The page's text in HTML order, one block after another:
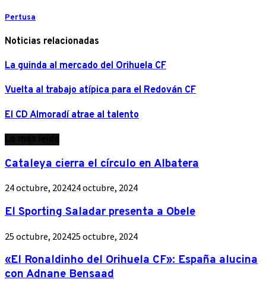
Pertusa
Noticias relacionadas
La guinda al mercado del Orihuela CF
Vuelta al trabajo atípica para el Redován CF
El CD Almoradí atrae al talento
Cataleya cierra el círculo en Albatera
24 octubre, 202424 octubre, 2024
El Sporting Saladar presenta a Obele
25 octubre, 202425 octubre, 2024
«El Ronaldinho del Orihuela CF»: España alucina
con Adnane Bensaad